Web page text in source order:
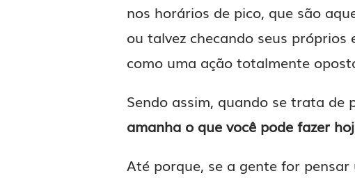
nos horários de pico, que são
ou talvez checando seus
como uma ação totalmente
Sendo assim, quando se trata de
amanha o que você pode fazer
Até porque, se a gente for